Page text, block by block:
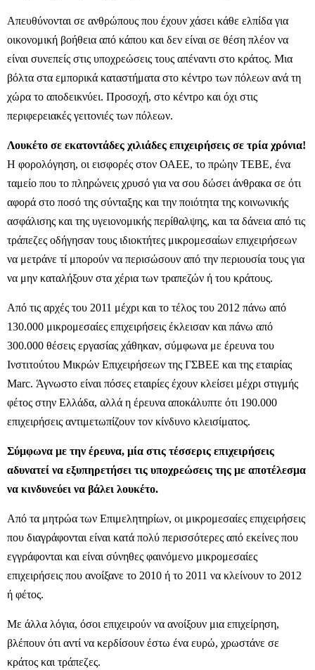
Απευθύνονται σε ανθρώπους που έχουν χάσει κάθε ελπίδα για
οικονομική βοήθεια από κάπου και δεν είναι σε θέση πλέον να
είναι συνεπείς στις υποχρεώσεις τους απέναντι στο κράτος. Μια
βόλτα στα εμπορικά καταστήματα στο κέντρο των πόλεων ανά τη
χώρα το αποδεικνύει. Προσοχή, στο κέντρο και όχι στις
περιφερειακές γειτονιές των πόλεων.
Λουκέτο σε εκατοντάδες χιλιάδες επιχειρήσεις σε τρία χρόνια!
Η φορολόγηση, οι εισφορές στον ΟΑΕΕ, το πρώην ΤΕΒΕ, ένα
ταμείο που το πληρώνεις χρυσό για να σου δώσει άνθρακα σε ότι
αφορά στο ποσό της σύνταξης και την ποιότητα της κοινωνικής
ασφάλισης και της υγειονομικής περίθαλψης, και τα δάνεια από τις
τράπεζες οδήγησαν τους ιδιοκτήτες μικρομεσαίων επιχειρήσεων
να μετράνε τί μπορούν να περισώσουν από την περιουσία τους για
να μην καταλήξουν στα χέρια των τραπεζών ή του κράτους.
Από τις αρχές του 2011 μέχρι και το τέλος του 2012 πάνω από
130.000 μικρομεσαίες επιχειρήσεις έκλεισαν και πάνω από
300.000 θέσεις εργασίας χάθηκαν, σύμφωνα με έρευνα του
Ινστιτούτου Μικρών Επιχειρήσεων της ΓΣΒΕΕ και της εταιρίας
Marc. Άγνωστο είναι πόσες εταιρίες έχουν κλείσει μέχρι στιγμής
φέτος στην Ελλάδα, αλλά η έρευνα αποκάλυπτε ότι 190.000
επιχειρήσεις αντιμετωπίζουν τον κίνδυνο κλεισίματος.
Σύμφωνα με την έρευνα, μία στις τέσσερις επιχειρήσεις
αδυνατεί να εξυπηρετήσει τις υποχρεώσεις της με αποτέλεσμα
να κινδυνεύει να βάλει λουκέτο.
Από τα μητρώα των Επιμελητηρίων, οι μικρομεσαίες επιχειρήσεις
που διαγράφονται είναι κατά πολύ περισσότερες από εκείνες που
εγγράφονται και είναι σύνηθες φαινόμενο μικρομεσαίες
επιχειρήσεις που ανοίξανε το 2010 ή το 2011 να κλείνουν το 2012
ή φέτος.
Με άλλα λόγια, όσοι επιχειρούν να ανοίξουν μια επιχείρηση,
βλέπουν ότι αντί να κερδίσουν έστω ένα ευρώ, χρωστάνε σε
κράτος και τράπεζες.